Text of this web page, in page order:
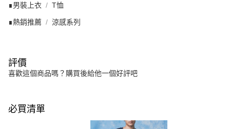
∎男裝上衣 T恤
∎熱銷推薦 涼感系列
評價
喜歡這個商品嗎？購買後給他一個好評吧
必買清單